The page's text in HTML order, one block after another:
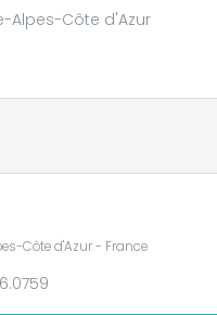
Alpes-Côte d'Azur
Côte d'Azur - France